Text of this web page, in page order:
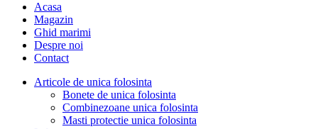
Acasa
Magazin
Ghid marimi
Despre noi
Contact
Articole de unica folosinta
Bonete de unica folosinta
Combinezoane unica folosinta
Masti protectie unica folosinta